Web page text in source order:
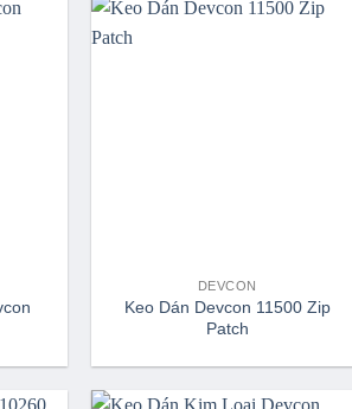
DEVCON
Keo Dán Devcon 11500 Zip
Patch